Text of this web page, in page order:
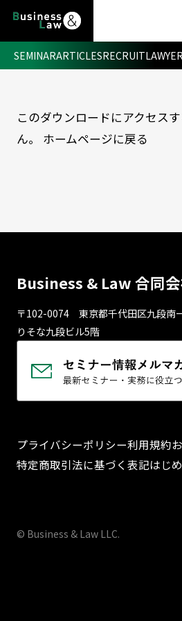
セミナー ・ 記事
セミナー
SEMINARARTICLESRECRUIT
このダウンロードにアクセス
ん。 ホームページに戻る
Business & Law 合同
〒102-0074 東京都千代⽥区九段南
りそな九段ビル5階
プライバシーポリシー利用規約
特定商取引法に基づく表記はじ
© Business & Law LLC.